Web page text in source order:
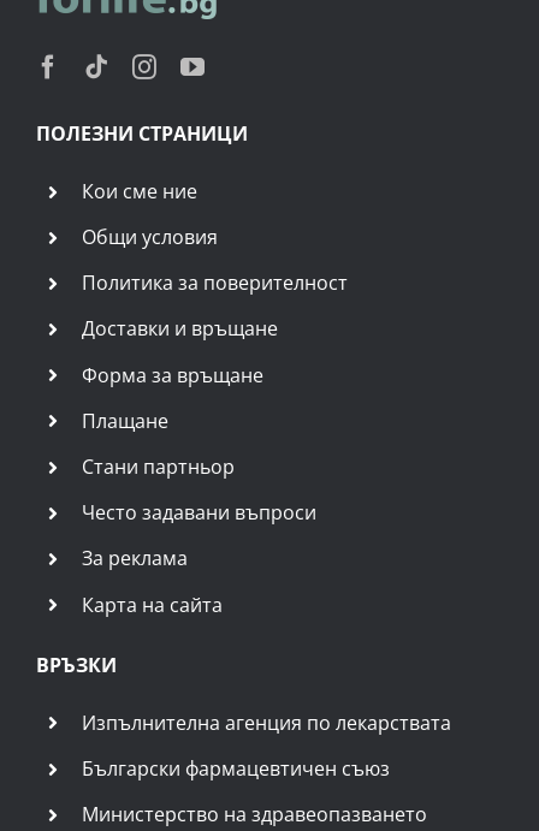
ПОЛЕЗНИ СТРАНИЦИ
Кои сме ние
Общи условия
Политика за поверителност
Доставки и връщане
Форма за връщане
Плащане
Стани партньор
Често задавани въпроси
За реклама
Карта на сайта
ВРЪЗКИ
Изпълнителна агенция по лекарствата
Български фармацевтичен съюз
Министерство на здравеопазването